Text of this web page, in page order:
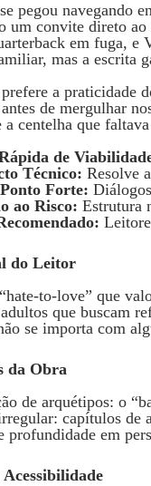
pegou navegando
um convite direto
em fuga, e
mas a escrita
prefere a praticidade
de mergulhar
a centelha que
de
Técnico: Resolve
Forte:
ao Risco: Estrutura
do Leitor
que
que buscam
se importa com
da Obra
de arquétipos: o
capítulos de
profundidade em